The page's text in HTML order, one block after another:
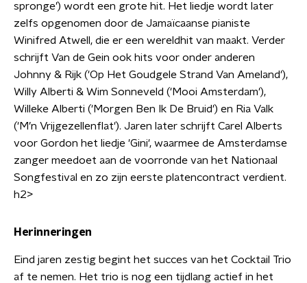
spronge’) wordt een grote hit. Het liedje wordt later
zelfs opgenomen door de Jamaïcaanse pianiste
Winifred Atwell, die er een wereldhit van maakt. Verder
schrijft Van de Gein ook hits voor onder anderen
Johnny & Rijk ('Op Het Goudgele Strand Van Ameland'),
Willy Alberti & Wim Sonneveld ('Mooi Amsterdam'),
Willeke Alberti ('Morgen Ben Ik De Bruid') en Ria Valk
('M’n Vrijgezellenflat'). Jaren later schrijft Carel Alberts
voor Gordon het liedje 'Gini', waarmee de Amsterdamse
zanger meedoet aan de voorronde van het Nationaal
Songfestival en zo zijn eerste platencontract verdient.
h2>
Herinneringen
Eind jaren zestig begint het succes van het Cocktail Trio
af te nemen. Het trio is nog een tijdlang actief in het